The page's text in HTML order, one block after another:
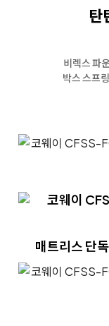
탄
비렉스 파
박스 스프
매트리스 단